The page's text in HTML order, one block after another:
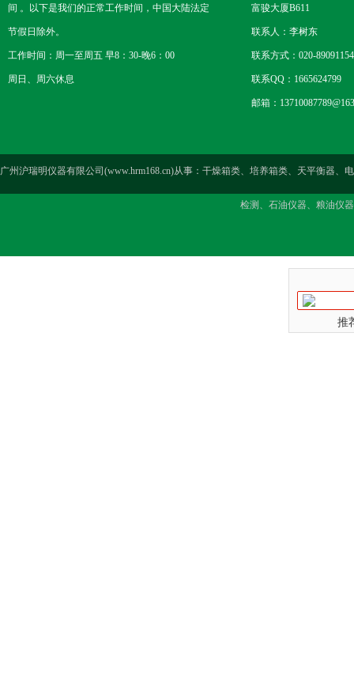
间 。以下是我们的正常工作时间，中国大陆法定
节假日除外。
工作时间：周一至周五 早8：30-晚6：00
周日、周六休息
富骏大厦B611
联系人：李树东
联系方式：020-89091154
联系QQ：1665624799
邮箱：
广州沪瑞明仪器有限公司(www.hrm168.cn)从事：干燥箱类、培养箱类、天平衡器
检测、石油仪器、粮油仪
推